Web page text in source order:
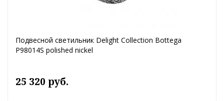
Подвесной светильник Delight Collection Bottega
P98014S polished nickel
25 320 руб.